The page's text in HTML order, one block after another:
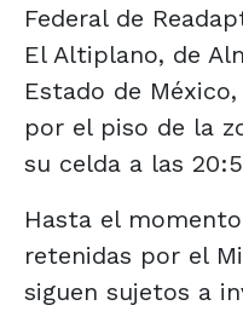
Federal de
El Altiplano, de
Estado de
por el piso de la
su celda a las
Hasta el
retenidas por el
siguen sujetos a